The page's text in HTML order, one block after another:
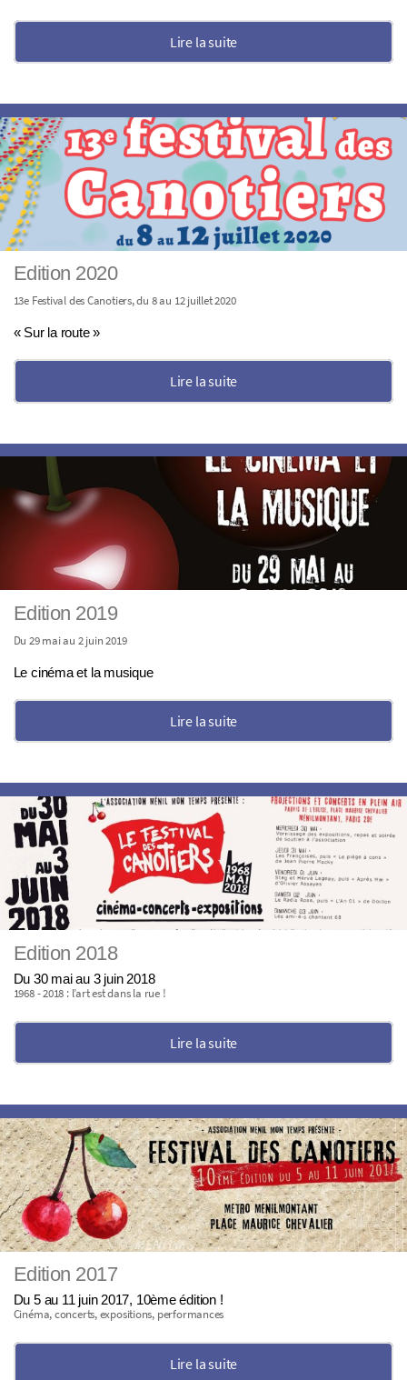
Lire la suite
Edition 2020
13e Festival des Canotiers, du 8 au 12 juillet 2020
« Sur la route »
Lire la suite
Edition 2019
Du 29 mai au 2 juin 2019
Le cinéma et la musique
Lire la suite
Edition 2018
Du 30 mai au 3 juin 2018
1968 - 2018 : l’art est dans la rue !
Lire la suite
Edition 2017
Du 5 au 11 juin 2017, 10ème édition !
Cinéma, concerts, expositions, performances
Lire la suite